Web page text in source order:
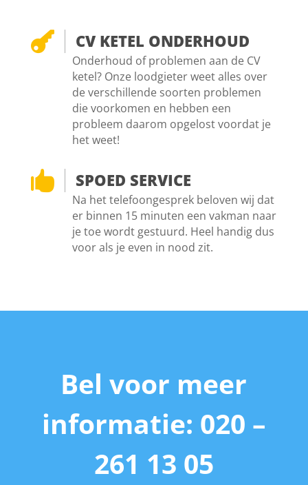
 CV KETEL ONDERHOUD
Onderhoud of problemen aan de CV
ketel? Onze loodgieter weet alles over
de verschillende soorten problemen
die voorkomen en hebben een
probleem daarom opgelost voordat je
het weet!
 SPOED SERVICE
Na het telefoongesprek beloven wij dat
er binnen 15 minuten een vakman naar
je toe wordt gestuurd. Heel handig dus
voor als je even in nood zit.
Bel voor meer
informatie: 020 –
261 13 05